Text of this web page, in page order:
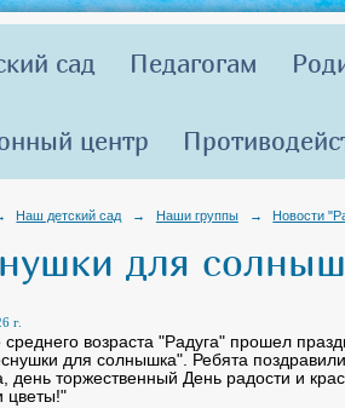
сад Педагогам
центр
Наш детский сад → Наши группы → Новости
для
г.
среднего возраста "Радуга" прошел
для солнышка". Ребята
день торжественный День радости и
цветы!"